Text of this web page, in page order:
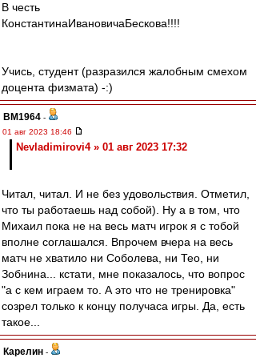
В честь
КонстантинаИвановичаБескова!!!!
Учись, студент (разразился жалобным смехом
доцента физмата) -:)
BM1964 -
01 авг 2023 18:46
Nevladimirovi4 » 01 авг 2023 17:32
Читал, читал. И не без удовольствия. Отметил,
что ты работаешь над собой). Ну а в том, что
Михаил пока не на весь матч игрок я с тобой
вполне соглашался. Впрочем вчера на весь
матч не хватило ни Соболева, ни Тео, ни
Зобнина... кстати, мне показалось, что вопрос
"а с кем играем то. А это что не тренировка"
созрел только к концу получаса игры. Да, есть
такое...
Карелин -